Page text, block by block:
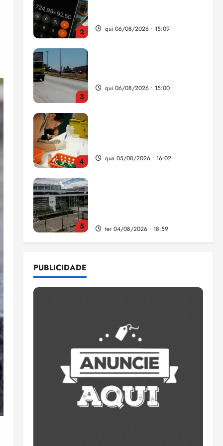
2 qui 06/08/2026 • 15:09
3
qui 06/08/2026 • 15:00
4 qua 05/08/2026 • 16:02
5 ter 04/08/2026 • 18:59
participação
qui 06/08/2026 • 15:18
2
da renda é comprometida
com dívidas
qui 06/08/2026 • 15:09
Entenda o que muda com a
nova Lei do Frete
qui 06/08/2026 • 15:00
PUBLICIDADE